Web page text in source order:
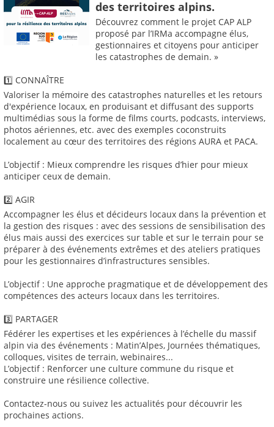
des territoires alpins.
Découvrez comment le projet CAP ALP
proposé par l’IRMa accompagne élus,
gestionnaires et citoyens pour anticiper
les catastrophes de demain. »
1️⃣ CONNAÎTRE
Valoriser la mémoire des catastrophes naturelles et les retours
d'expérience locaux, en produisant et diffusant des supports
multimédias sous la forme de films courts, podcasts, interviews,
photos aériennes, etc. avec des exemples coconstruits
localement au cœur des territoires des régions AURA et PACA.
L’objectif : Mieux comprendre les risques d’hier pour mieux
anticiper ceux de demain.
2️⃣ AGIR
Accompagner les élus et décideurs locaux dans la prévention et
la gestion des risques : avec des sessions de sensibilisation des
élus mais aussi des exercices sur table et sur le terrain pour se
préparer à des événements extrêmes et des ateliers pratiques
pour les gestionnaires d’infrastructures sensibles.
L’objectif : Une approche pragmatique et de développement des
compétences des acteurs locaux dans les territoires.
3️⃣ PARTAGER
Fédérer les expertises et les expériences à l’échelle du massif
alpin via des événements : Matin’Alpes, Journées thématiques,
colloques, visites de terrain, webinaires...
L’objectif : Renforcer une culture commune du risque et
construire une résilience collective.
Contactez-nous ou suivez les actualités pour découvrir les
prochaines actions.